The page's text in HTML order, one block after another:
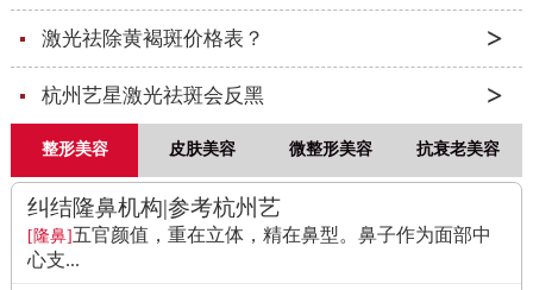
激光祛除黄褐斑价格表？
杭州艺星激光祛斑会反黑
整形美容 皮肤美容 微整形美容 抗衰老美容
纠结隆鼻机构|参考杭州艺
[隆鼻]五官颜值，重在立体，精在鼻型。鼻子作为面部中
心支...